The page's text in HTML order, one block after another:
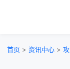
首页 > 资讯中心 >